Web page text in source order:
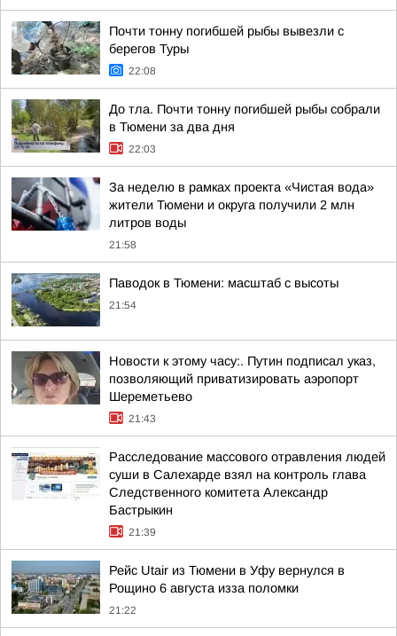
Почти тонну погибшей рыбы вывезли с
берегов Туры
22:08
До тла. Почти тонну погибшей рыбы собрали
в Тюмени за два дня
22:03
За неделю в рамках проекта «Чистая вода»
жители Тюмени и округа получили 2 млн
литров воды
21:58
Паводок в Тюмени: масштаб с высоты
21:54
Новости к этому часу:. Путин подписал указ,
позволяющий приватизировать аэропорт
Шереметьево
21:43
Расследование массового отравления людей
суши в Салехарде взял на контроль глава
Следственного комитета Александр
Бастрыкин
21:39
Рейс Utair из Тюмени в Уфу вернулся в
Рощино 6 августа изза поломки
21:22